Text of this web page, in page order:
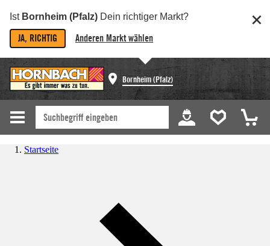
Ist Bornheim (Pfalz) Dein richtiger Markt?
JA, RICHTIG Anderen Markt wählen
Bornheim (Pfalz)
Startseite